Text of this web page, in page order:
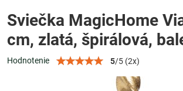
Sviečka MagicHome
cm, zlatá, špirálová,
Hodnotenie 5/5 (2x)